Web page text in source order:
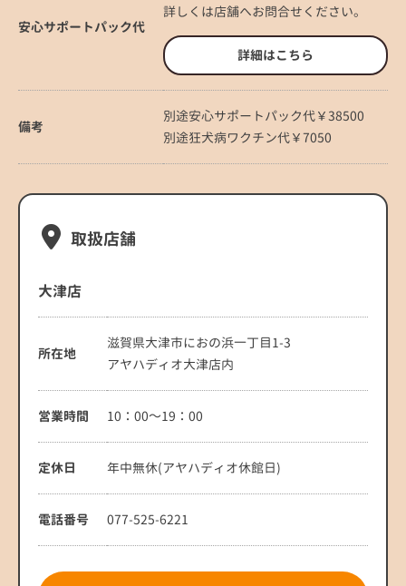
安心サポートパック代
詳しくは店舗へお問合せください。
詳細はこちら
備考
別途安心サポートパック代￥38500
別途狂犬病ワクチン代￥7050
取扱店舗
大津店
所在地
滋賀県大津市におの浜一丁目1-3
アヤハディオ大津店内
営業時間 10：00～19：00
定休日 年中無休(アヤハディオ休館日)
電話番号 077-525-6221